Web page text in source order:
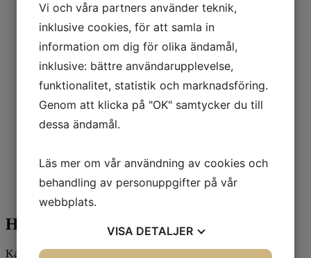
Holmar I Lappo, Brändö- Såld!
Kategori: Övriga objekt
Vi och våra partners använder teknik,
inklusive cookies, för att samla in
information om dig för olika ändamål,
inklusive: bättre användarupplevelse,
funktionalitet, statistik och marknadsföring.
Genom att klicka på "OK" samtycker du till
dessa ändamål.
Läs mer om vår användning av cookies och
behandling av personuppgifter på vår
webbplats.
VISA DETALJER